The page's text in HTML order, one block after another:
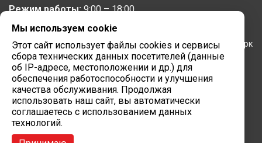
Режим работы:9:00 – 18:00
Московское представительство
105064, г. Москва, Нижний Сусальный переулок, 5, бизнес-парк
«Арма»
Режим работы:9:00 – 18:00
Завод вычислительной техники
422624, Республика Татарстан, мр-н Лаишевский, с/п
Столбищенское, ул.Советская, зд.278
Режим работы:
Мы используем cookie
Этот сайт использует файлы cookies и сервисы
сбора технических данных посетителей (данные
об IP-адресе, местоположении и др.) для
обеспечения работоспособности и улучшения
качества обслуживания. Продолжая
использовать наш сайт, вы автоматически
соглашаетесь с использованием данных
технологий.